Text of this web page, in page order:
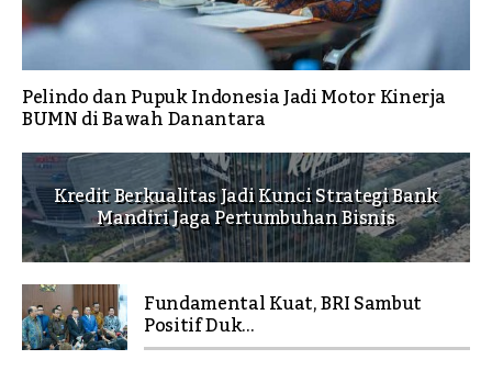
Pelindo dan Pupuk Indonesia Jadi Motor Kinerja
BUMN di Bawah Danantara
Kredit Berkualitas Jadi Kunci Strategi Bank
Mandiri Jaga Pertumbuhan Bisnis
Fundamental Kuat, BRI Sambut
Positif Duk...